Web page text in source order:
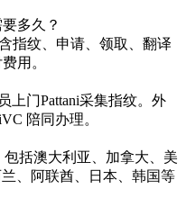
要多久？
指纹、申请、领取、翻译
用。
上门Pattani采集指纹。外
陪同办理。
包括澳大利亚、加拿大、美
、阿联酋、日本、韩国等